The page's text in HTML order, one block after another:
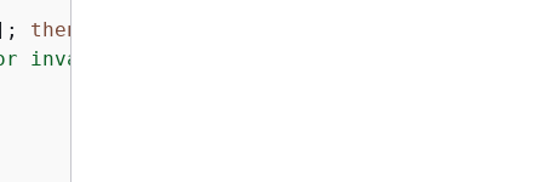
then
or invalid output"